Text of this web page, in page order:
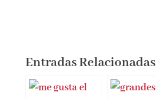
Entradas Relacionadas